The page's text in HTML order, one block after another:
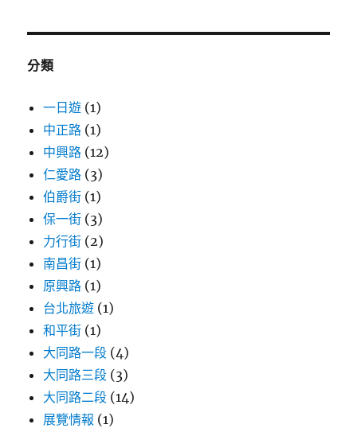
鍵
分類
一日遊 (1)
中正路 (1)
中興路 (12)
仁愛路 (3)
伯爵街 (1)
保一街 (3)
力行街 (2)
南昌街 (1)
原興路 (1)
台北旅遊 (1)
和平街 (1)
大同路一段 (4)
大同路三段 (3)
大同路二段 (14)
展覽情報 (1)